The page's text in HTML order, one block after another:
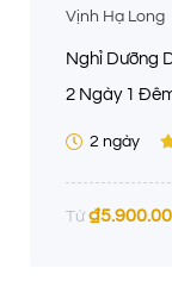
Vịnh Hạ Long
Nghỉ Dưỡng
2 Ngày 1
2 ngày
Từ ₫